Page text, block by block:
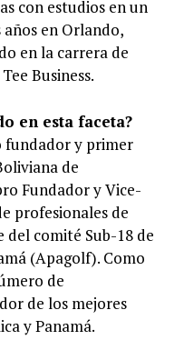
con estudios en un
en Orlando,
en la carrera de
Business.
en esta faceta?
fundador y primer
de
Fundador y Vice-
profesionales de
del comité Sub-18 de
(Apagolf). Como
de
de los mejores
y Panamá.